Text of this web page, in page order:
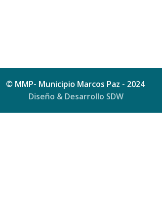
© MMP- Municipio Marcos Paz - 2024
Diseño & Desarrollo SDW